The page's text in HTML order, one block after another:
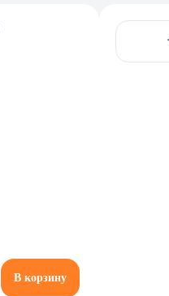
В корзину